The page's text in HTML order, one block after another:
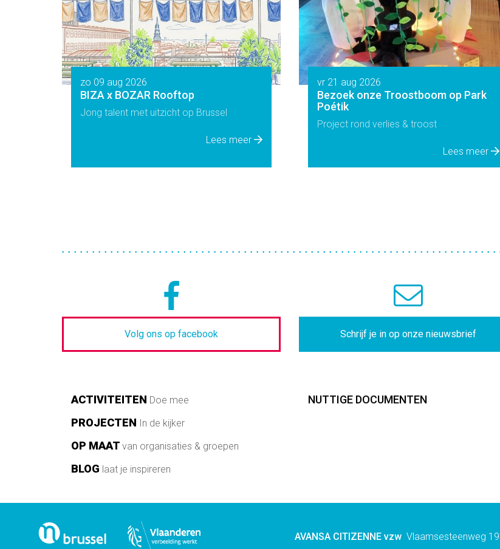
zo 09 aug 2026
BIZA x BOZAR Rooftop
Jong talent met uitzicht op Brussel
Lees meer
vr 21 aug 2026
Bezoek onze Troostboom op Park
Poétik
Project rond verlies & troost
Lees meer
Volg ons op facebook Schrijf je in op onze nieuwsbrief
Main
ACTIVITEITEN Doe mee
PROJECTEN In de kijker
OP MAATvan organisaties & groepen
BLOG laat je inspireren
Footer
NUTTIGE DOCUMENTEN
AVANSA CITIZENNE vzw Vlaamsesteenweg